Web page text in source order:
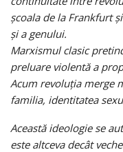
școala de la Frankfurt
și a genului.
Marxismul clasic
preluare violentă a
Acum revoluția merge
familia, identitatea
Această ideologie se
este altceva decât